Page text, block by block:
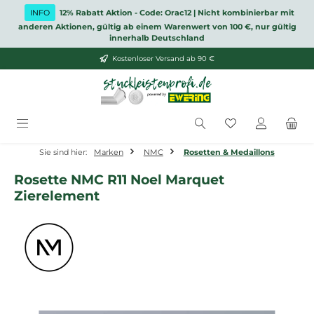
Zum Hauptinhalt springen
INFO
12% Rabatt Aktion - Code: Orac12 | Nicht kombinierbar mit
anderen Aktionen, gültig ab einem Warenwert von 100 €, nur gültig
innerhalb Deutschland
Kostenloser Versand ab 90 €
Du hast 0
Sie sind hier: Marken NMC Rosetten & Medaillons
Rosette NMC R11 Noel Marquet
Zierelement